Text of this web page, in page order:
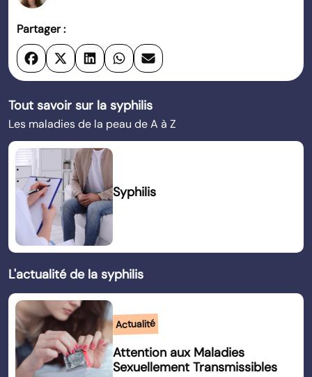
Partager :
Tout savoir sur la syphilis
Les maladies de la peau de A à Z
Syphilis
L'actualité de la syphilis
Actualité
Attention aux Maladies
Sexuellement Transmissibles